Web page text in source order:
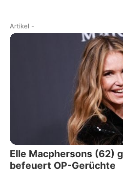
Artikel -
Elle Macphersons (62)
befeuert OP-Gerüchte